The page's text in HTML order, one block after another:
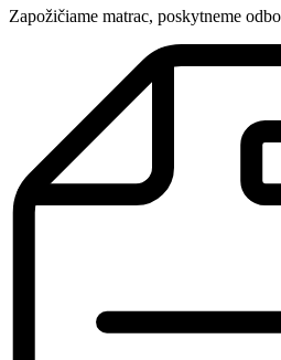
Zapožičiame matrac, poskytneme